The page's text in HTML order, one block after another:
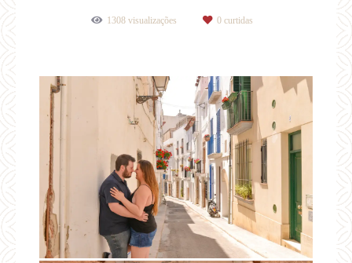
1308 visualizações 0 curtidas